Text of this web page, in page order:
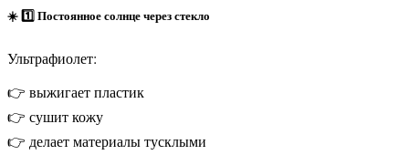
☀️ 1️⃣ Постоянное солнце через стекло
Ультрафиолет:
👉 выжигает пластик
👉 сушит кожу
👉 делает материалы тусклыми